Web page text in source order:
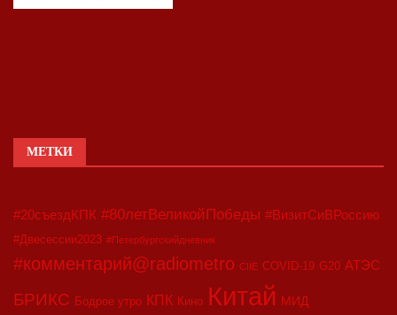
МЕТКИ
#20съездКПК #80летВеликойПобеды #ВизитСиВРоссию
#Двесессии2023 #Петербургскийдневник
#комментарий@radiometro CIIE COVID-19 G20 АТЭС
БРИКС Бодрое утро КПК Кино Китай МИД